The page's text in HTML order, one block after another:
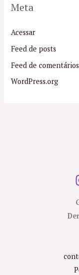
Meta
Acessar
Feed de posts
Feed de comentários
WordPress.org